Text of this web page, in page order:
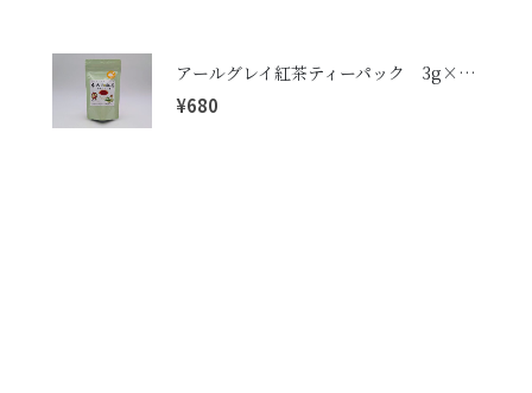
アールグレイ紅茶ティーパック 3g×10パック
¥680